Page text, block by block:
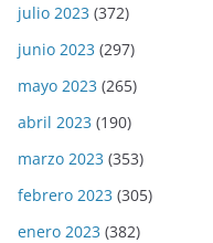
julio 2023 (372)
junio 2023 (297)
mayo 2023 (265)
abril 2023 (190)
marzo 2023 (353)
febrero 2023 (305)
enero 2023 (382)